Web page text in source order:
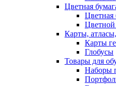
Цветная
Цветная
Цветной
Карты,
Карты
Глобусы
Товары для
Наборы